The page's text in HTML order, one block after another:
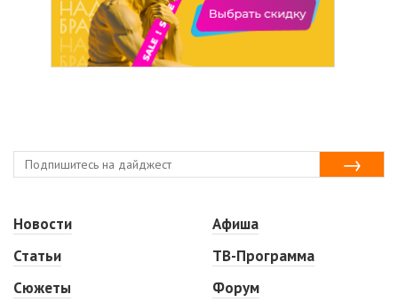
Новости
Статьи
Сюжеты
Афиша
ТВ-Программа
Форум